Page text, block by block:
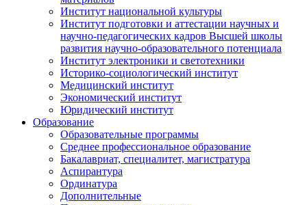
Институт национальной культуры
Институт подготовки и аттестации научных и
научно-педагогических кадров Высшей школы
развития научно-образовательного потенциала
Институт электроники и светотехники
Историко-социологический институт
Медицинский институт
Экономический институт
Юридический институт
Образование
Образовательные программы
Среднее профессиональное образование
Бакалавриат, специалитет, магистратура
Аспирантура
Ординатура
Дополнительные